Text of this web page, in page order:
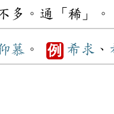
多。通「稀」。
慕 。 例 希求 、